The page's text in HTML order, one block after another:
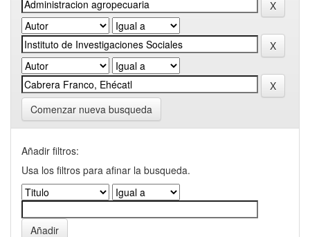
Comenzar nueva busqueda
Añadir filtros:
Usa los filtros para afinar la busqueda.